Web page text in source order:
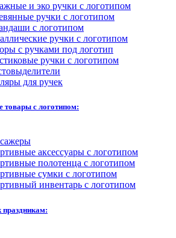
и эко ручки с логотипом
ручки с логотипом
с логотипом
ручки с логотипом
с ручками под логотип
ручки с логотипом
для ручек
товары с логотипом:
аксессуары с логотипом
полотенца с логотипом
сумки с логотипом
инвентарь с логотипом